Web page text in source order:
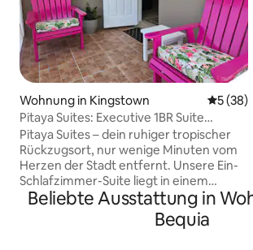
Wohnung in Kingstown
5 (38)
Pitaya Suites: Executive 1BR Suite
Minuten von der Stadt
Pitaya Suites – dein ruhiger tropischer
Rückzugsort, nur wenige Minuten vom
Herzen der Stadt entfernt. Unsere Ein-
Schlafzimmer-Suite liegt in einem
üppigen tropischen Garten und bietet
die perfekte Balance aus modernem
Komfort, natürlicher Schönheit und
Beliebte Ausstattung in
Bequia